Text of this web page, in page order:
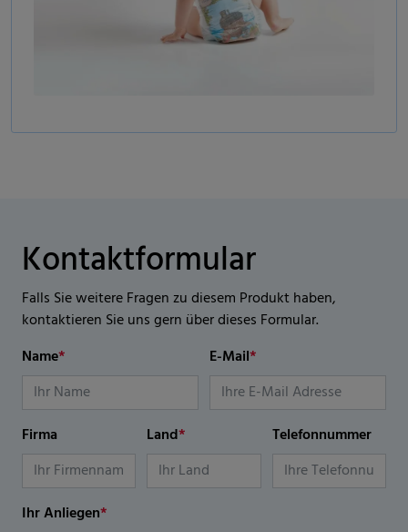
Kontaktformular
Falls Sie weitere Fragen zu diesem Produkt haben,
kontaktieren Sie uns gern über dieses Formular.
Name* E-Mail*
Firma Land* Telefonnummer
Ihr Anliegen*